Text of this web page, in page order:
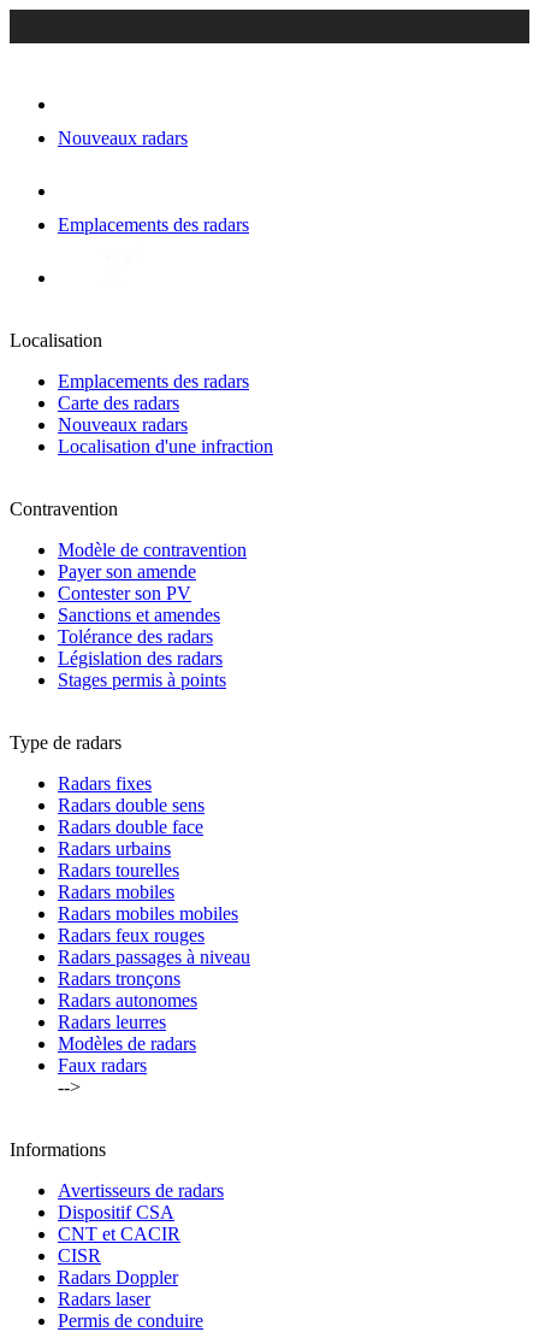
Nouveaux radars
Emplacements des radars
Localisation
Emplacements des radars
Carte des radars
Nouveaux radars
Localisation d'une infraction
Contravention
Modèle de contravention
Payer son amende
Contester son PV
Sanctions et amendes
Tolérance des radars
Législation des radars
Stages permis à points
Type de radars
Radars fixes
Radars double sens
Radars double face
Radars urbains
Radars tourelles
Radars mobiles
Radars mobiles mobiles
Radars feux rouges
Radars passages à niveau
Radars tronçons
Radars autonomes
Radars leurres
Modèles de radars
Faux radars
-->
Informations
Avertisseurs de radars
Dispositif CSA
CNT et CACIR
CISR
Radars Doppler
Radars laser
Permis de conduire